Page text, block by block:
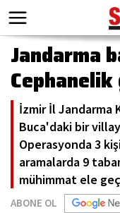
Jandarma
İzmir İl Jandarma
Buca'daki bir
Operasyonda 3
aramalarda 9
mühimmat ele
ABONE OL